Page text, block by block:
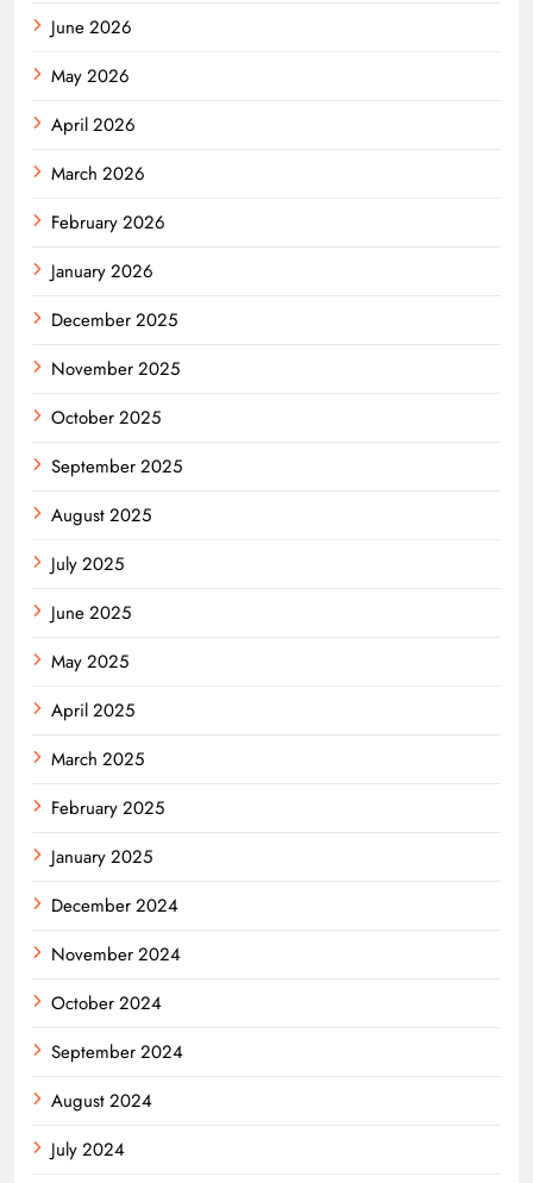
June 2026
May 2026
April 2026
March 2026
February 2026
January 2026
December 2025
November 2025
October 2025
September 2025
August 2025
July 2025
June 2025
May 2025
April 2025
March 2025
February 2025
January 2025
December 2024
November 2024
October 2024
September 2024
August 2024
July 2024